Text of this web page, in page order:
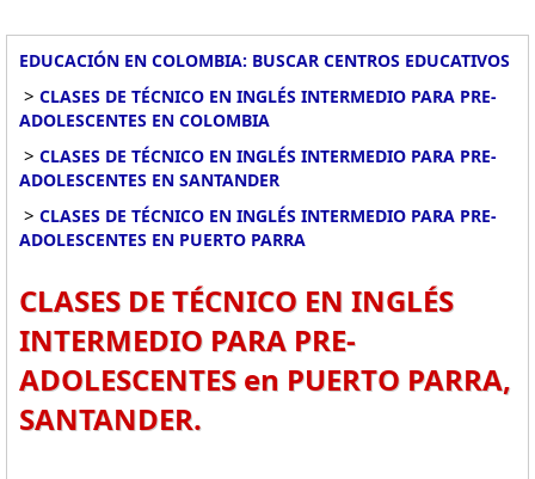
EDUCACIÓN EN COLOMBIA: BUSCAR CENTROS EDUCATIVOS
> CLASES DE TÉCNICO EN INGLÉS INTERMEDIO PARA PRE-
ADOLESCENTES EN COLOMBIA
> CLASES DE TÉCNICO EN INGLÉS INTERMEDIO PARA PRE-
ADOLESCENTES EN SANTANDER
> CLASES DE TÉCNICO EN INGLÉS INTERMEDIO PARA PRE-
ADOLESCENTES EN PUERTO PARRA
CLASES DE TÉCNICO EN INGLÉS
INTERMEDIO PARA PRE-
ADOLESCENTES en PUERTO PARRA,
SANTANDER.